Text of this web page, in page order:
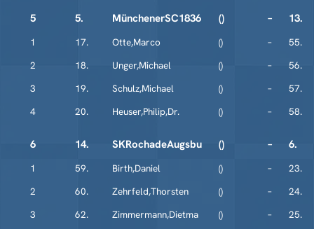
5 5. MünchenerSC1836 () – 13.
1 17. Otte,Marco () –
55.
2
18. Unger,Michael () –
56.
3
19. Schulz,Michael () –
57.
4
20. Heuser,Philip,Dr. () – 58.
6 14. SKRochadeAugsbu () – 6.
1 59. Birth,Daniel () –
23.
2
60. Zehrfeld,Thorsten () –
24.
3
62. Zimmermann,Dietma () –
25.